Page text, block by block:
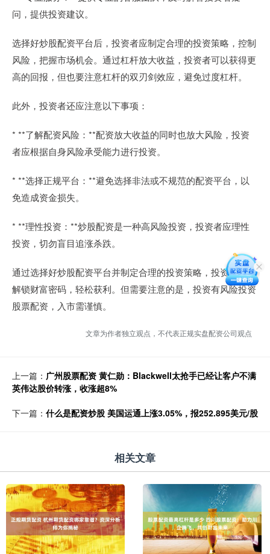
问，提供投资建议。
选择好炒股配资平台后，投资者应制定合理的投资策略，控制
风险，把握市场机会。通过杠杆放大收益，投资者可以获得更
高的回报，但也要注意杠杆的双刃剑效应，避免过度杠杆。
此外，投资者还应注意以下事项：
* **了解配资风险：**配资放大收益的同时也放大风险，投资
者应根据自身风险承受能力进行投资。
* **选择正规平台：**避免选择非法或不规范的配资平台，以
免造成资金损失。
* **理性投资：**炒股配资是一种高风险投资，投资者应理性
投资，切勿盲目追涨杀跌。
通过选择好炒股配资平台并制定合理的投资策略，投资者可以
解锁财富密码，轻松获利。但需要注意的是，投资有风险投资
股票配资，入市需谨慎。
文章为作者独立观点，不代表正规实盘配资公司观点
上一篇： 广州股票配资 黄仁勋：Blackwell太抢手已经让客户不满
英伟达股价转涨，收涨超8%
下一篇： 什么是配资炒股 美国运通上涨3.05%，报252.895美元/股
相关文章